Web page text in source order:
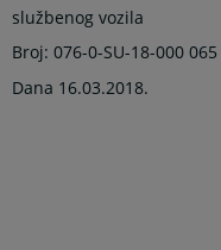
službenog vozila
Broj: 076-0-SU-18-000 065
Dana 16.03.2018.